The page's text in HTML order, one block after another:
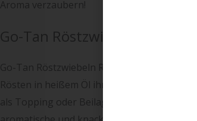
Aroma verzaubern!
Go-Tan Röstzwiebeln auch
Go-Tan Röstzwiebeln Röstzwiebeln sind
Rösten in heißem Öl ihre besondere Textur
als Topping oder Beilage in verschiedenen